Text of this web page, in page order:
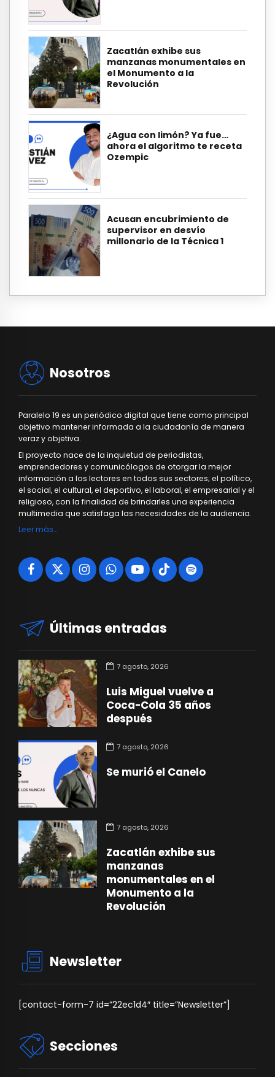
Zacatlán exhibe sus
manzanas monumentales en
el Monumento a la
Revolución
¿Agua con limón? Ya fue…
ahora el algoritmo te receta
Ozempic
Acusan encubrimiento de
supervisor en desvío
millonario de la Técnica 1
Nosotros
Paralelo 19 es un periódico digital que tiene como principal
objetivo mantener informada a la ciudadanía de manera
veraz y objetiva.
El proyecto nace de la inquietud de periodistas,
emprendedores y comunicólogos de otorgar la mejor
información a los lectores en todos sus sectores; el político,
el social, el cultural, el deportivo, el laboral, el empresarial y el
religioso, con la finalidad de brindarles una experiencia
multimedia que satisfaga las necesidades de la audiencia.
Leer más…
Últimas entradas
7 agosto, 2026
Luis Miguel vuelve a
Coca-Cola 35 años
después
7 agosto, 2026
Se murió el Canelo
7 agosto, 2026
Zacatlán exhibe sus
manzanas
monumentales en el
Monumento a la
Revolución
Newsletter
[contact-form-7 id=”22ec1d4″ title=”Newsletter”]
Secciones